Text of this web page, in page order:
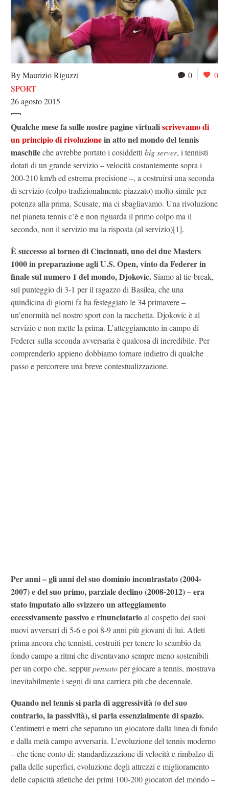
0 0
By Maurizio Riguzzi
SPORT
26 agosto 2015
Qualche mese fa sulle nostre pagine virtualiscrivevamo di
un principio di rivoluzionein atto nel mondo del tennis
maschileche avrebbe portato i cosiddetti big server, i tennisti
dotati di un grande servizio – velocità costantemente sopra i
200-210 km/h ed estrema precisione –, a costruirsi una seconda
di servizio (colpo tradizionalmente piazzato) molto simile per
potenza alla prima. Scusate, ma ci sbagliavamo. Una rivoluzione
nel pianeta tennis c’è e non riguarda il primo colpo ma il
secondo, non il servizio ma la risposta (al servizio)[1].
È successo al torneo di Cincinnati, uno dei due Masters
1000 in preparazione agli U.S. Open, vinto da Federer in
finale sul numero 1 del mondo, Djokovic.Siamo al tie-break,
sul punteggio di 3-1 per il ragazzo di Basilea, che una
quindicina di giorni fa ha festeggiato le 34 primavere –
un’enormità nel nostro sport con la racchetta. Djokovic è al
servizio e non mette la prima. L’atteggiamento in campo di
Federer sulla seconda avversaria è qualcosa di incredibile. Per
comprenderlo appieno dobbiamo tornare indietro di qualche
passo e percorrere una breve contestualizzazione.
Per anni – gli anni del suo dominio incontrastato (2004-
2007) e del suo primo, parziale declino (2008-2012) – era
stato imputato allo svizzero un atteggiamento
eccessivamente passivo e rinunciatarioal cospetto dei suoi
nuovi avversari di 5-6 e poi 8-9 anni più giovani di lui. Atleti
prima ancora che tennisti, costruiti per tenere lo scambio da
fondo campo a ritmi che diventavano sempre meno sostenibili
per un corpo che, seppurpensatoper giocare a tennis, mostrava
inevitabilmente i segni di una carriera più che decennale.
Quando nel tennis si parla di aggressività (o del suo
contrario, la passività), si parla essenzialmente di spazio.
Centimetri e metri che separano un giocatore dalla linea di fondo
e dalla metà campo avversaria. L’evoluzione del tennis moderno
– che tiene conto di: standardizzazione di velocità e rimbalzo di
palla delle superfici, evoluzione degli attrezzi e miglioramento
delle capacità atletiche dei primi 100-200 giocatori del mondo –